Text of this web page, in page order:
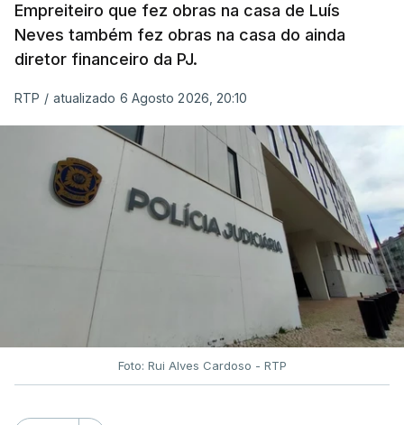
Empreiteiro que fez obras na casa de Luís
Neves também fez obras na casa do ainda
diretor financeiro da PJ.
RTP / atualizado 6 Agosto 2026, 20:10
Foto: Rui Alves Cardoso - RTP